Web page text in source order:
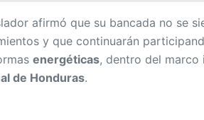
afirmó que su bancada no se
y que continuarán
energéticas, dentro del marco
de Honduras.